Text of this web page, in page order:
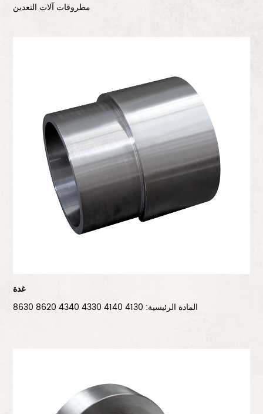
مطروقات آلات التعدين
غدة
المادة الرئيسية: 4130 4140 4330 4340 8620 8630